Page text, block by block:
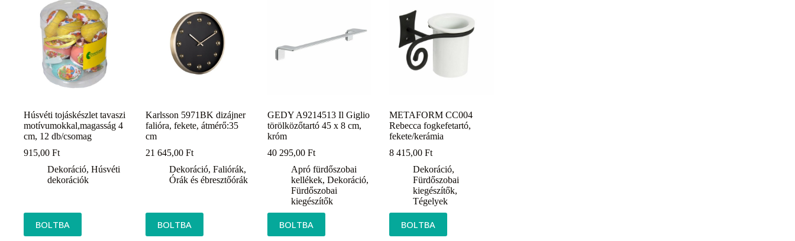
Húsvéti tojáskészlet tavaszi
motívumokkal,magasság 4
cm, 12 db/csomag
915,00 Ft
Dekoráció, Húsvéti
dekorációk
BOLTBA
Karlsson 5971BK dizájner
falióra, fekete, átmérő:35
cm
21 645,00Ft
Dekoráció,Faliórák,
Órák és ébresztőórák
BOLTBA
GEDY A9214513 Il Giglio
törölközőtartó 45 x 8 cm,
króm
40 295,00Ft
Apró fürdőszobai
kellékek,Dekoráció,
Fürdőszobai
kiegészítők
BOLTBA
METAFORM CC004
Rebecca fogkefetartó,
fekete/kerámia
8 415,00Ft
Dekoráció,
Fürdőszobai
kiegészítők,
Tégelyek
BOLTBA